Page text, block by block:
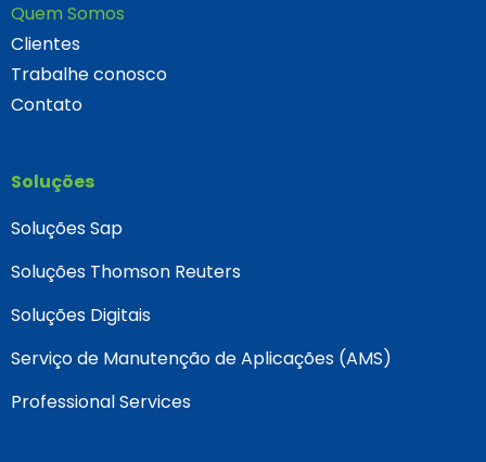
Quem Somos
Clientes
Trabalhe conosco
Contato
Soluções
Soluções Sap
Soluções Thomson Reuters
Soluções Digitais
Serviço de Manutenção de Aplicações (AMS)
Professional Services